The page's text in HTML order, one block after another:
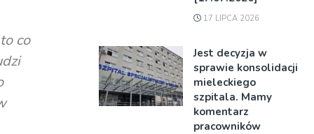
co
17 LIPCA 2026
Jest decyzja w
sprawie konsolidacji
mieleckiego
szpitala. Mamy
komentarz
pracowników